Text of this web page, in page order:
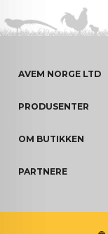
AVEM NORGE LTD
PRODUSENTER
OM BUTIKKEN
PARTNERE